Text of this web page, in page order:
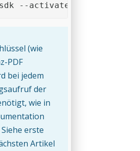
--activate <Pfad zur
(wie
PDF
bei jedem
der
wie in
erste
Artikel